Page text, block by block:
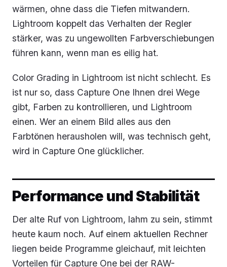
wärmen, ohne dass die Tiefen mitwandern.
Lightroom koppelt das Verhalten der Regler
stärker, was zu ungewollten Farbverschiebungen
führen kann, wenn man es eilig hat.
Color Grading in Lightroom ist nicht schlecht. Es
ist nur so, dass Capture One Ihnen drei Wege
gibt, Farben zu kontrollieren, und Lightroom
einen. Wer an einem Bild alles aus den
Farbtönen herausholen will, was technisch geht,
wird in Capture One glücklicher.
Performance und Stabilität
Der alte Ruf von Lightroom, lahm zu sein, stimmt
heute kaum noch. Auf einem aktuellen Rechner
liegen beide Programme gleichauf, mit leichten
Vorteilen für Capture One bei der RAW-